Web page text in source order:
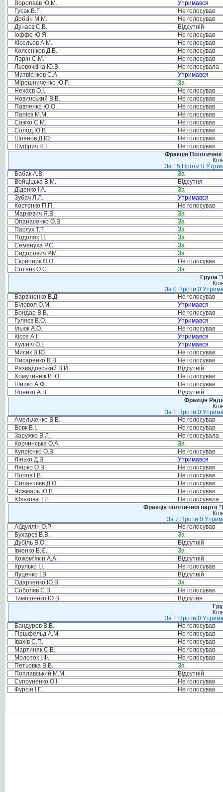
Воропаєв Ю.М.
Утримався
Гусак В.Г.
Не голосував
Добкін М.М.
Не голосував
Дунаєв С.В.
Відсутній
Іоффе Ю.Я.
Не голосував
Кісельов А.М.
Не голосував
Колєсніков Д.В.
Не голосував
Ларін С.М.
Не голосував
Льовочкіна Ю.В.
Не голосувала
Матвієнков С.А.
Утримався
Мірошниченко Ю.Р.
За
Нечаєв О.І.
Не голосував
Новинський В.В.
Не голосував
Павленко Ю.О.
Не голосував
Папієв М.М.
Не голосував
Сажко С.М.
Не голосував
Солод Ю.В.
Не голосував
Шпенов Д.Ю.
Не голосував
Шуфрич Н.І.
Не голосував
Фракція
За:15 Проти:0
Бабак А.В.
За
Войціцька В.М.
Відсутня
Діденко І.А.
За
Зубач Л.Л.
Утримався
Костенко П.П.
Не голосував
Маркевич Я.В.
За
Опанасенко О.В.
За
Пастух Т.Т.
За
Подоляк І.І.
За
Семенуха Р.С.
За
Сидорович Р.М.
За
Скрипник О.О.
Не голосував
Сотник О.С.
За
Група
За:0 Проти:0
Барвіненко В.Д.
Не голосував
Біловол О.М.
Утримався
Бондар В.В.
Не голосував
Гуляєв В.О.
Утримався
Ільюк А.О.
Не голосував
Кіссе А.І.
Утримався
Кулініч О.І.
Утримався
Мисик В.Ю.
Не голосував
Писаренко В.В.
Не голосував
Развадовський В.Й.
Відсутній
Хомутиннік В.Ю.
Не голосував
Шипко А.Ф.
Не голосував
Яценко А.В.
Відсутній
Фракція
За:1 Проти:0
Амельченко В.В.
Не голосував
Вовк В.І.
Не голосував
Заружко В.Л.
Не голосувала
Корчинська О.А.
За
Купрієнко О.В.
Не голосував
Лінько Д.В.
Утримався
Ляшко О.В.
Не голосував
Попов І.В.
Не голосував
Силантьєв Д.О.
Не голосував
Чижмарь Ю.В.
Не голосував
Юзькова Т.Л.
Не голосувала
Фракція політичної
За:7 Проти:0
Абдуллін О.Р.
Не голосував
Бухарєв В.В.
За
Дубіль В.О.
Відсутній
Івченко В.Є.
За
Кожем’якін А.А.
Відсутній
Крулько І.І.
Не голосував
Луценко І.В.
Відсутній
Одарченко Ю.В.
За
Соболєв С.В.
Не голосував
Тимошенко Ю.В.
Відсутня
За:1 Проти:0
Бандуров В.В.
Не голосував
Гіршфельд А.М.
Не голосував
Івахів С.П.
Не голосував
Мартиняк С.В.
Не голосував
Молоток І.Ф.
Не голосував
Петьовка В.В.
За
Поплавський М.М.
Відсутній
Супруненко О.І.
Не голосував
Фурсін І.Г.
Не голосував